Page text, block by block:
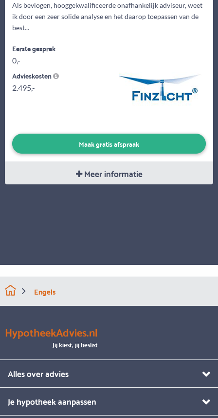
Als bevlogen, hooggekwalificeerde onafhankelijk adviseur, weet
ik door een zeer solide analyse en het daarop toepassen van de
best...
Eerste gesprek
0,-
Advieskosten
2.495,-
Maak gratis afspraak
Meer informatie
Engels
HypotheekAdvies.nl
Jij kiest, jij beslist
Alles over advies
Je hypotheek aanpassen